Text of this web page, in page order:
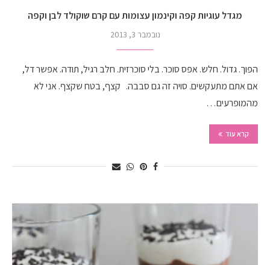
מגדל עוגיות קפה וקינמון עצומות עם קרם שוקולד לבן וקפה
נובמבר 3, 2013
הפוך. גדול. חלש. אפס סוכר. בלי סוכרזית. חלב רגיל, תודה. אפשר דל,
אם אתם מתעקשים. סויה זה גם סבבה. קצף, בטח שקצף. אני לא
מהמופרעים…
קרא עוד